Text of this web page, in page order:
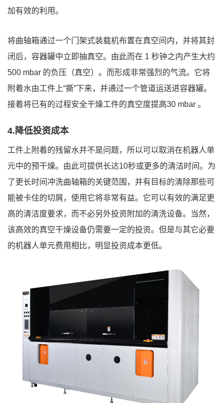
加有效的利用。
将曲轴箱通过一个门架式装载机布置在真空间内，并将其封
闭后，容器罐中立即抽真空。由此而在 1 秒钟之内产生大约
500 mbar 的负压（真空）。而形成非常强烈的气流。它将
附着水由工件上“撕”下来，并通过一个管道运送进容器罐。
接着将已有的过程安全干燥工件的真空度提高30 mbar 。
4.降低投资成本
工件上附着的残留水并不是问题，所以可以取消在机器人单
元中的预干燥。由此可提供长达10秒或更多的清洁时间。为
了更长时间冲洗曲轴箱的关键范围，并有目标的清除那些可
能被卡住的切屑，使用它将非常有益。它可以有效的满足更
高的清洁度要求，而不必另外投资附加的清洗设备。当然，
该高效的真空干燥设备仍需要一定的投资。但是与其它必要
的机器人单元费用相比，明显投资成本更低。